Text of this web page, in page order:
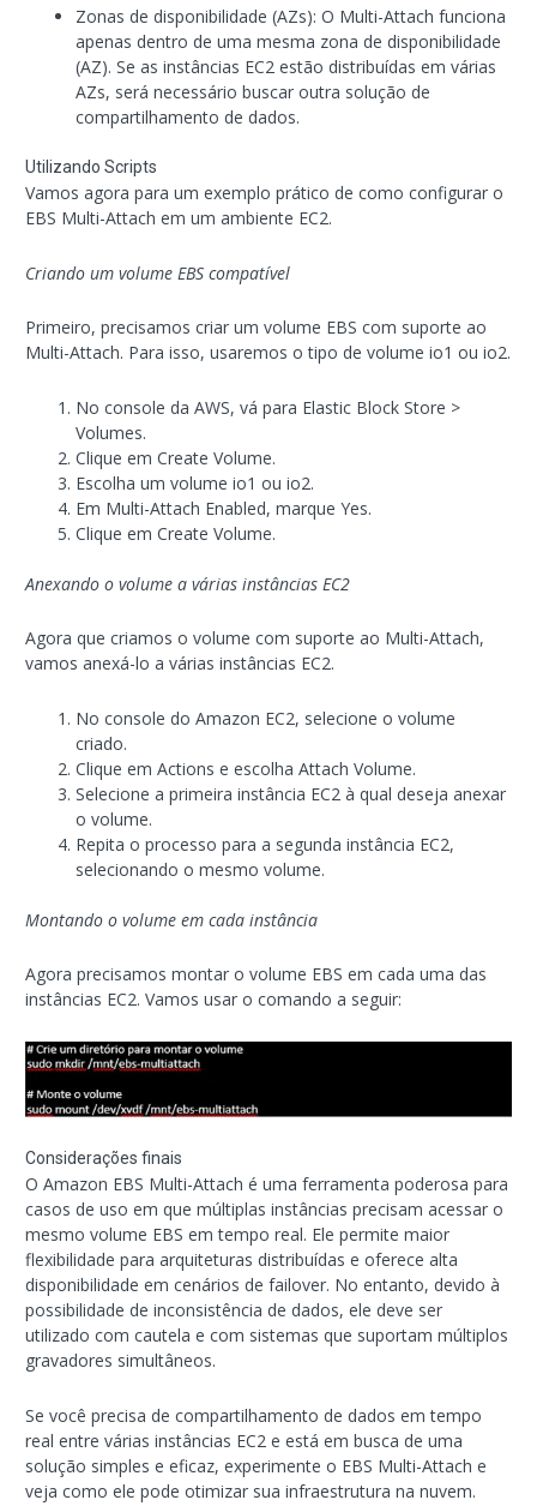
Zonas de disponibilidade (AZs): O Multi-Attach funciona
apenas dentro de uma mesma zona de disponibilidade
(AZ). Se as instâncias EC2 estão distribuídas em várias
AZs, será necessário buscar outra solução de
compartilhamento de dados.
Utilizando Scripts
Vamos agora para um exemplo prático de como configurar o
EBS Multi-Attach em um ambiente EC2.
Criando um volume EBS compatível
Primeiro, precisamos criar um volume EBS com suporte ao
Multi-Attach. Para isso, usaremos o tipo de volume io1 ou io2.
No console da AWS, vá para Elastic Block Store >
Volumes.
Clique em Create Volume.
Escolha um volume io1 ou io2.
Em Multi-Attach Enabled, marque Yes.
Clique em Create Volume.
Anexando o volume a várias instâncias EC2
Agora que criamos o volume com suporte ao Multi-Attach,
vamos anexá-lo a várias instâncias EC2.
No console do Amazon EC2, selecione o volume
criado.
Clique em Actions e escolha Attach Volume.
Selecione a primeira instância EC2 à qual deseja anexar
o volume.
Repita o processo para a segunda instância EC2,
selecionando o mesmo volume.
Montando o volume em cada instância
Agora precisamos montar o volume EBS em cada uma das
instâncias EC2. Vamos usar o comando a seguir:
Considerações finais
O Amazon EBS Multi-Attach é uma ferramenta poderosa para
casos de uso em que múltiplas instâncias precisam acessar o
mesmo volume EBS em tempo real. Ele permite maior
flexibilidade para arquiteturas distribuídas e oferece alta
disponibilidade em cenários de failover. No entanto, devido à
possibilidade de inconsistência de dados, ele deve ser
utilizado com cautela e com sistemas que suportam múltiplos
gravadores simultâneos.
Se você precisa de compartilhamento de dados em tempo
real entre várias instâncias EC2 e está em busca de uma
solução simples e eficaz, experimente o EBS Multi-Attach e
veja como ele pode otimizar sua infraestrutura na nuvem.